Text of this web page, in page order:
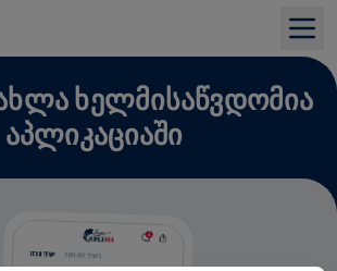
ᲮᲔᲚᲛᲘᲡᲐᲬᲕᲓᲝᲛᲘᲐ
ᲐᲞᲚᲘᲙᲐᲪᲘᲐᲨᲘ